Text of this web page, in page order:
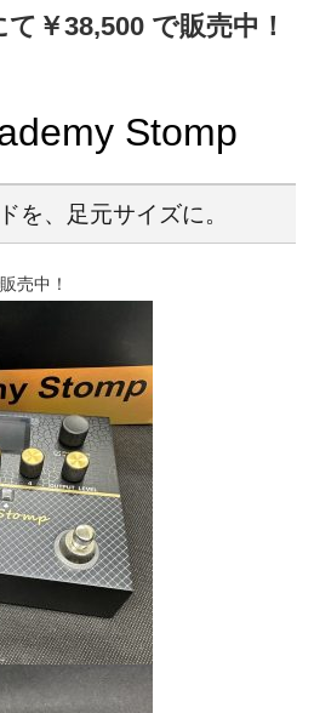
￥38,500 で販売中！
Stomp
を、足元サイズに。
売中！